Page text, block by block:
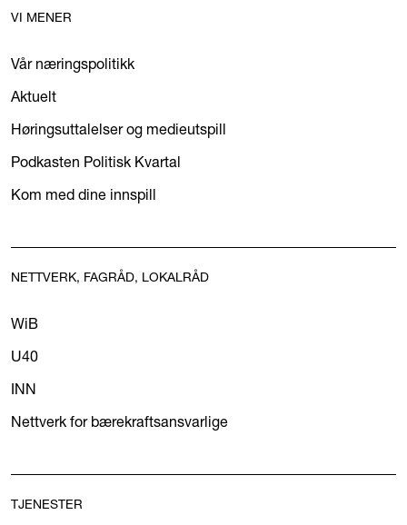
VI MENER
Vår næringspolitikk
Aktuelt
Høringsuttalelser og medieutspill
Podkasten Politisk Kvartal
Kom med dine innspill
NETTVERK, FAGRÅD, LOKALRÅD
WiB
U40
INN
Nettverk for bærekraftsansvarlige
TJENESTER